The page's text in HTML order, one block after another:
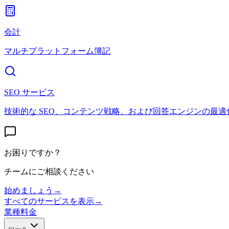
会計
マルチプラットフォーム簿記
SEO サービス
技術的な SEO、コンテンツ戦略、および回答エンジンの最適
お困りですか？
チームにご相談ください
始めましょう →
すべてのサービスを表示→
業種料金